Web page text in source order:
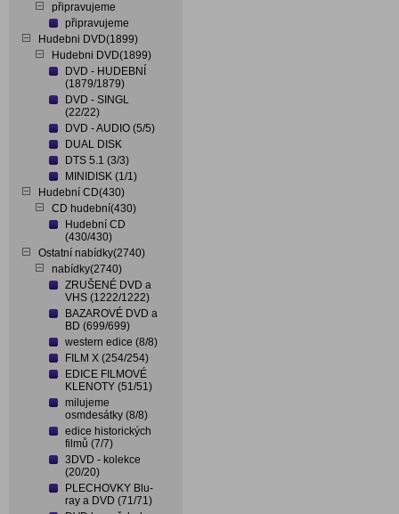
připravujeme
připravujeme
Hudebni DVD(1899)
Hudebni DVD(1899)
DVD - HUDEBNÍ
(1879/1879)
DVD - SINGL
(22/22)
DVD - AUDIO (5/5)
DUAL DISK
DTS 5.1 (3/3)
MINIDISK (1/1)
Hudební CD(430)
CD hudební(430)
Hudební CD
(430/430)
Ostatní nabídky(2740)
nabídky(2740)
ZRUŠENÉ DVD a
VHS (1222/1222)
BAZAROVÉ DVD a
BD (699/699)
western edice (8/8)
FILM X (254/254)
EDICE FILMOVÉ
KLENOTY (51/51)
milujeme
osmdesátky (8/8)
edice historických
filmů (7/7)
3DVD - kolekce
(20/20)
PLECHOVKY Blu-
ray a DVD (71/71)